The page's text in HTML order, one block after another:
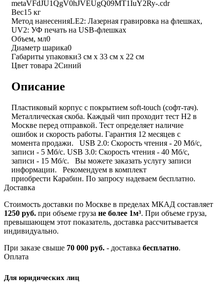
metaVFdJU1QgV0hJVEUgQ09MT1IuY2Ry-.cdr
Вес15 кг
Метод нанесенияLE2: Лазерная гравировка на флешках,
UV2: УФ печать на USB-флешках
Объем, мл0
Диаметр шарика0
Габариты упаковки3 см х 33 см х 22 см
Цвет товара 2Синий
Описание
Пластиковый корпус с покрытием soft-touch (софт-тач).
Металлическая скоба. Каждый чип проходит тест H2 в
Москве перед отправкой. Тест определяет наличие
ошибок и скорость работы. Гарантия 12 месяцев с
момента продажи. USB 2.0: Скорость чтения - 20 Мб/с,
записи - 5 Мб/с. USB 3.0: Скорость чтения - 40 Мб/с,
записи - 15 Мб/с. Вы можете заказать услугу записи
информации. Рекомендуем в комплект
приобрести Карабин. По запросу надеваем бесплатно.
Доставка
Стоимость доставки по Москве в пределах МКАД составляет
1250 руб. при объеме груза не более 1м³. При объеме груза,
превышающем этот показатель, доставка рассчитывается
индивидуально.
При заказе свыше 70 000 руб. - доставка бесплатно.
Оплата
Для юридических лиц